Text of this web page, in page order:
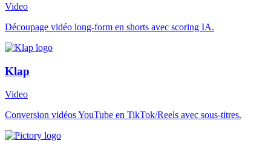
Video
Découpage vidéo long-form en shorts avec scoring IA.
Klap
Video
Conversion vidéos YouTube en TikTok/Reels avec sous-titres.